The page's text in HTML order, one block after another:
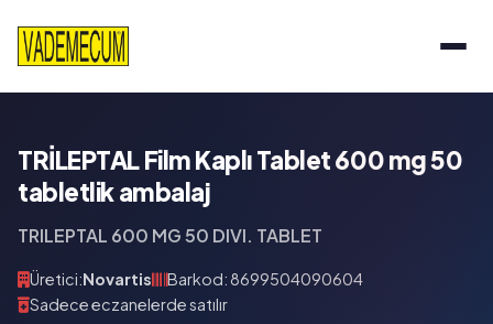
TRİLEPTAL Film Kaplı Tablet 600 mg 50
tabletlik ambalaj
TRILEPTAL 600 MG 50 DIVI. TABLET
Üretici:Novartis
Barkod: 8699504090604
Sadece eczanelerde satılır